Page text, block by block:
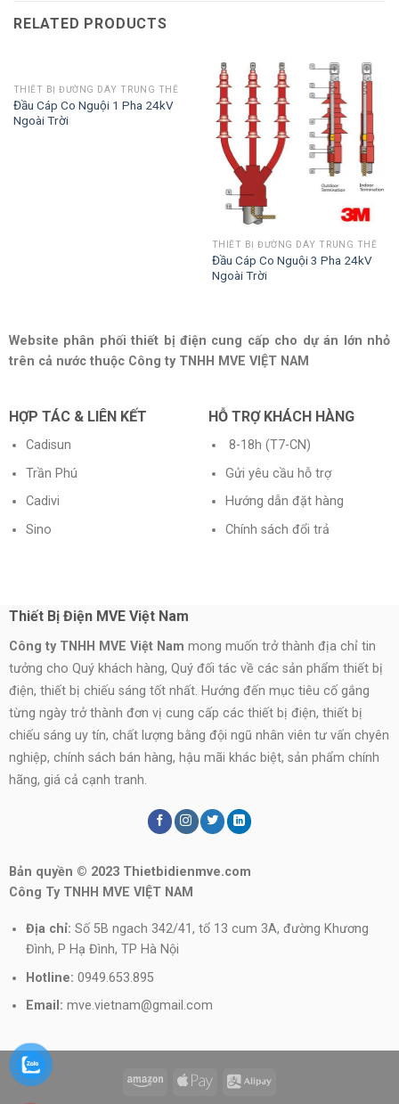
RELATED PRODUCTS
THIẾT BỊ ĐƯỜNG DÂY TRUNG THẾ
Đầu Cáp Co Nguội 1 Pha 24kV
Ngoài Trời
THIẾT BỊ ĐƯỜNG DÂY TRUNG THẾ
Đầu Cáp Co Nguội 3 Pha 24kV
Ngoài Trời
Website phân phối thiết bị điện cung cấp cho dự án lớn nhỏ
trên cả nước thuộc Công ty TNHH MVE VIỆT NAM
HỖ TRỢ KHÁCH HÀNG
8-18h (T7-CN)
Gửi yêu cầu hỗ trợ
Hướng dẫn đặt hàng
Chính sách đổi trả
HỢP TÁC & LIÊN KẾT
Cadisun
Trần Phú
Cadivi
Sino
Thiết Bị Điện MVE Việt Nam
Công ty TNHH MVE Việt Nam mong muốn trở thành địa chỉ tin
tưởng cho Quý khách hàng, Quý đối tác về các sản phẩm thiết bị
điện, thiết bị chiếu sáng tốt nhất. Hướng đến mục tiêu cố gắng
từng ngày trở thành đơn vị cung cấp các thiết bị điện, thiết bị
chiếu sáng uy tín, chất lượng bằng đội ngũ nhân viên tư vấn chyên
nghiệp, chính sách bán hàng, hậu mãi khác biệt, sản phẩm chính
hãng, giá cả cạnh tranh.
Bản quyền © 2023 Thietbidienmve.com
Công Ty TNHH MVE VIỆT NAM
Địa chỉ: Số 5B ngach 342/41, tổ 13 cum 3A, đường Khương
Đình, P Hạ Đình, TP Hà Nội
Hotline: 0949.653.895
Email: mve.vietnam@gmail.com